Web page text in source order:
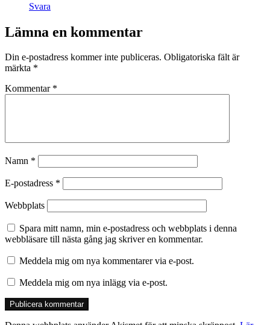
Svara
Lämna en kommentar
Din e-postadress kommer inte publiceras. Obligatoriska fält är
märkta *
Kommentar *
Namn *
E-postadress *
Webbplats
Spara mitt namn, min e-postadress och webbplats i denna
webbläsare till nästa gång jag skriver en kommentar.
Meddela mig om nya kommentarer via e-post.
Meddela mig om nya inlägg via e-post.